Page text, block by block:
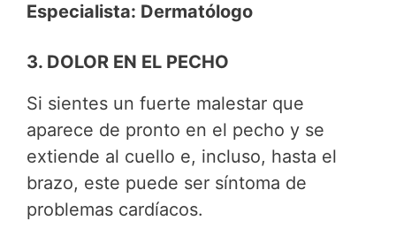
Especialista: Dermatólogo
3. DOLOR EN EL PECHO
Si sientes un fuerte malestar que
aparece de pronto en el pecho y se
extiende al cuello e, incluso, hasta el
brazo, este puede ser síntoma de
problemas cardíacos.